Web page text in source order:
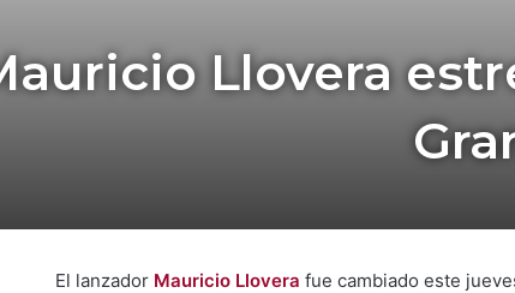
Llovera
El lanzador Mauricio Llovera fue cambiado este